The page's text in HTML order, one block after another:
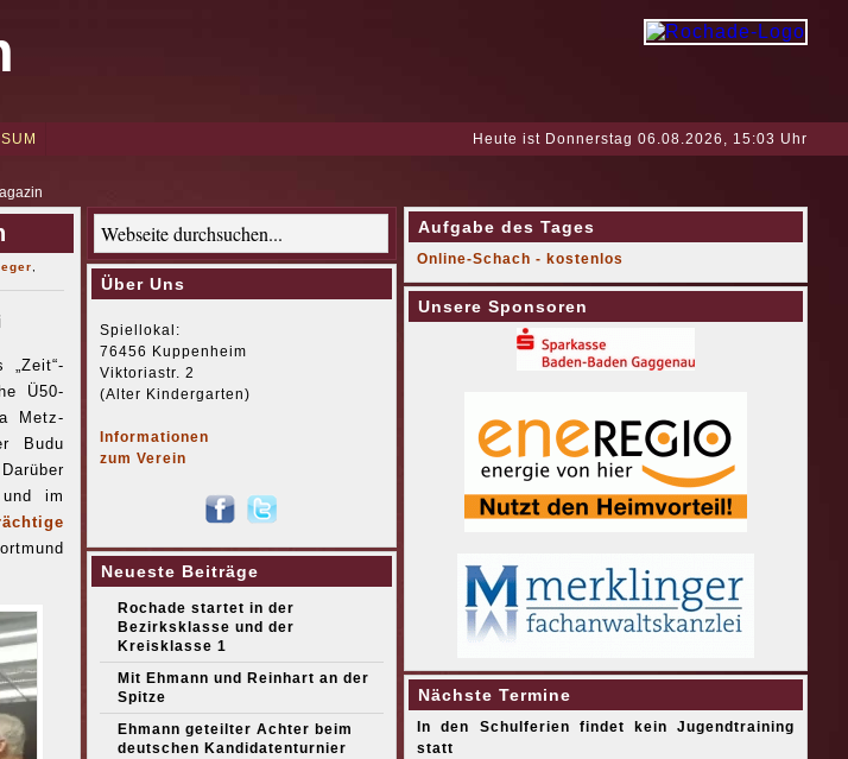
Heute ist Donnerstag 06.08.2026, 15:03 Uhr
Ü50-
Metz-
Budu
im
Über Uns
Spiellokal:
76456 Kuppenheim
Viktoriastr. 2
(Alter Kindergarten)
Informationen
zum Verein
Neueste Beiträge
Rochade startet in der
Bezirksklasse und der
Kreisklasse 1
Mit Ehmann und Reinhart an der
Spitze
Ehmann geteilter Achter beim
deutschen Kandidatenturnier
Aufgabe des Tages
Online-Schach - kostenlos
Unsere Sponsoren
Nächste Termine
In den Schulferien findet kein Jugendtraining
statt